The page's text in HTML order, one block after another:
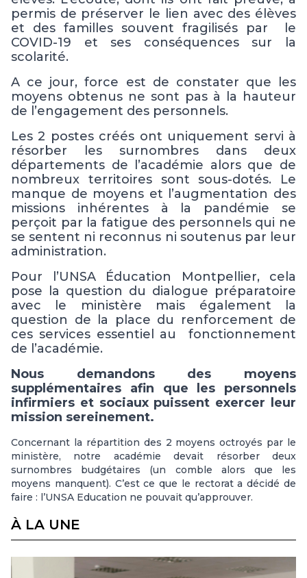
permis de préserver le lien avec des élèves
et des familles souvent fragilisés par le
COVID-19 et ses conséquences sur la
scolarité.
A ce jour, force est de constater que les
moyens obtenus ne sont pas à la hauteur
de l’engagement des personnels.
Les 2 postes créés ont uniquement servi à
résorber les surnombres dans deux
départements de l’académie alors que de
nombreux territoires sont sous-dotés. Le
manque de moyens et l’augmentation des
missions inhérentes à la pandémie se
perçoit par la fatigue des personnels qui ne
se sentent ni reconnus ni soutenus par leur
administration.
Pour l’UNSA Éducation Montpellier, cela
pose la question du dialogue préparatoire
avec le ministère mais également la
question de la place du renforcement de
ces services essentiel au fonctionnement
de l’académie.
Nous demandons des moyens
supplémentaires afin que les personnels
infirmiers et sociaux puissent exercer leur
mission sereinement.
Concernant la répartition des 2 moyens octroyés par le
ministère, notre académie devait résorber deux
surnombres budgétaires (un comble alors que les
moyens manquent). C’est ce que le rectorat a décidé de
faire : l’UNSA Education ne pouvait qu’approuver.
À LA UNE